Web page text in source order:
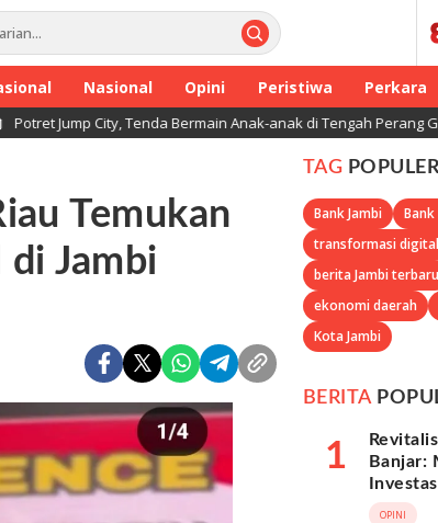
Nasional Opini Peristiwa Perkara
City, Tenda Bermain Anak-anak di Tengah Perang Gaza
Temukan
Jambi
TAG
Bank Jambi
transformasi
berita Jambi terbaru
ekonomi daerah
Kota Jambi
BERITA
1
Banjar:
OPINI